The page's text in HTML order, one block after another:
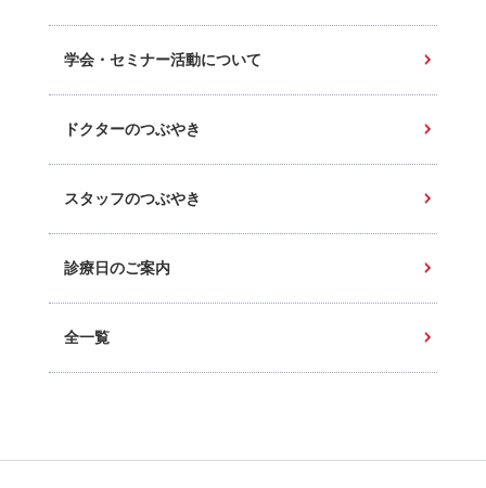
学会・セミナー活動について
ドクターのつぶやき
スタッフのつぶやき
診療日のご案内
全一覧